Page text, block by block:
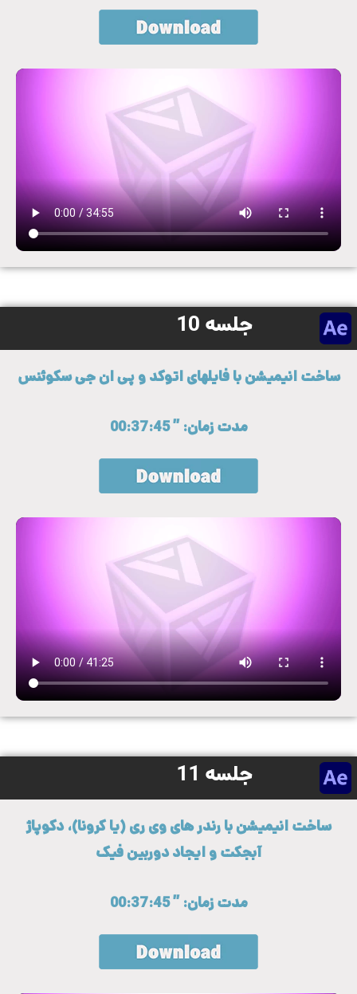
جلسه 10
ساخت انیمیشن با فایلهای اتوکد و پی ان جی سکوئنس
مدت زمان: ” 00:37:45
جلسه 11
ساخت انیمیشن با رندر های وی ری (یا کرونا)، دکوپاژ
آبجکت و ایجاد دوربین فیک
مدت زمان: ” 00:37:45